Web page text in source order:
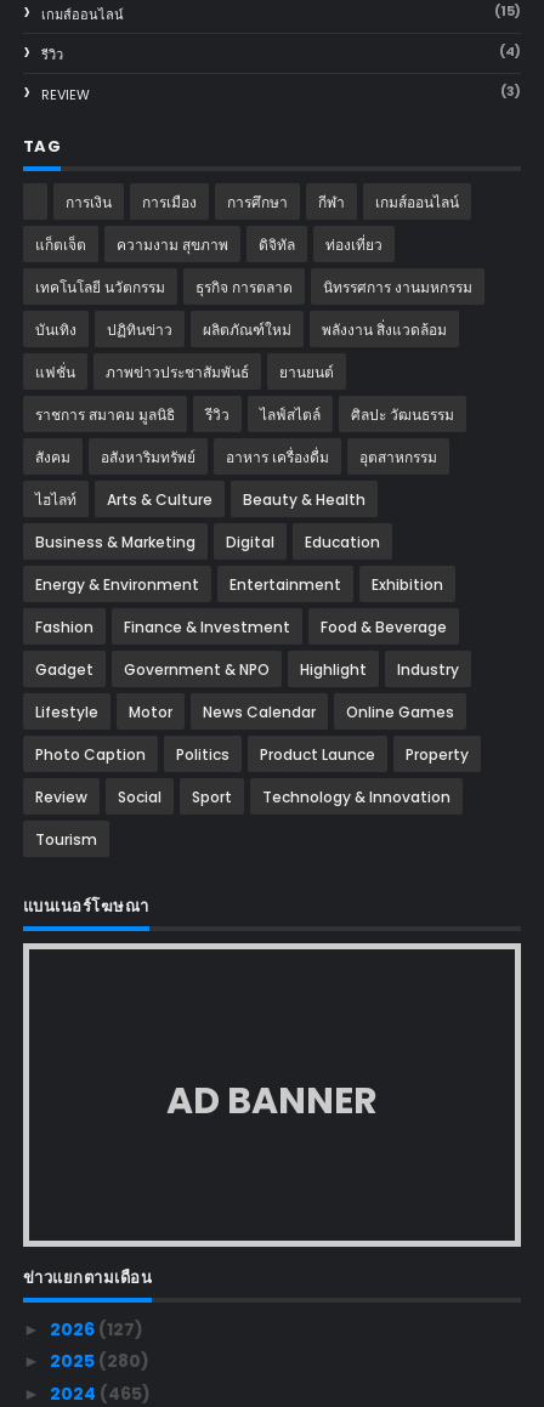
เกมส์ออนไลน์ (15)
รีวิว (4)
REVIEW (3)
TAG
การเงิน การเมือง การศึกษา กีฬา เกมส์ออนไลน์
แก็ตเจ็ต ความงาม สุขภาพ ดิจิทัล ท่องเที่ยว
เทคโนโลยี นวัตกรรม ธุรกิจ การตลาด นิทรรศการ งานมหกรรม
บันเทิง ปฏิทินข่าว ผลิตภัณฑ์ใหม่ พลังงาน สิ่งแวดล้อม
แฟชั่น ภาพข่าวประชาสัมพันธ์ ‎ยานยนต์‎
ราชการ สมาคม มูลนิธิ รีวิว ไลฟ์สไตล์ ศิลปะ วัฒนธรรม
สังคม อสังหาริมทรัพย์ อาหาร เครื่องดื่ม อุตสาหกรรม
ไฮไลท์ Arts & Culture Beauty & Health
Business & Marketing Digital Education
Energy & Environment Entertainment Exhibition
Fashion Finance & Investment Food & Beverage
Gadget Government & NPO Highlight Industry
Lifestyle Motor News Calendar Online Games
Photo Caption Politics Product Launce Property
Review Social Sport Technology & Innovation
Tourism
แบนเนอร์โฆษณา
AD BANNER
ข่าวแยกตามเดือน
► 2026 (127)
► 2025 (280)
► 2024 (465)